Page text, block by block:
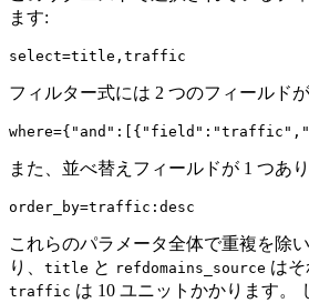
ます:
フィルター式には 2 つのフィールド
また、並べ替えフィールドが 1 つあ
これらのパラメータ全体で重複を除
り、 title と refdomains_source はそ
traffic は 10 ユニットかかります。